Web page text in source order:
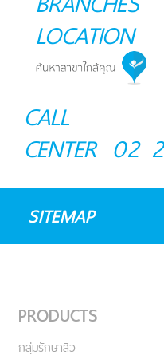
LOCATION
CALL
CENTER 02
SITEMAP
PRODUCTS
กลุ่มรักษาสิว